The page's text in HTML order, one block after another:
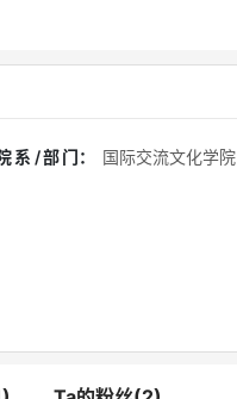
系/部门： 国际交流文化学院